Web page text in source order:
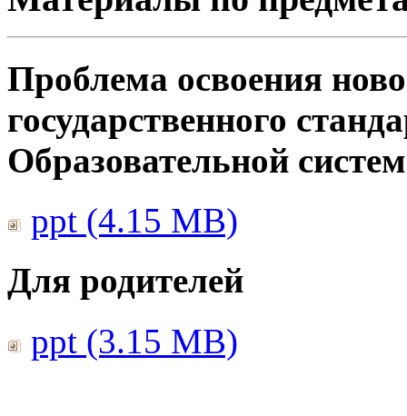
Проблема освоения
государственного
Образовательной
ppt (4.15 MB)
Для родителей
ppt (3.15 MB)